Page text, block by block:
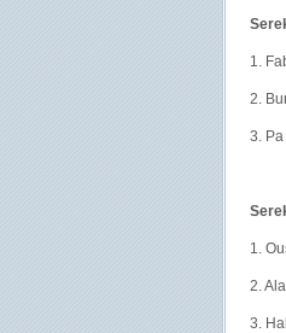
1.
2.
3.
1.
2.
3.